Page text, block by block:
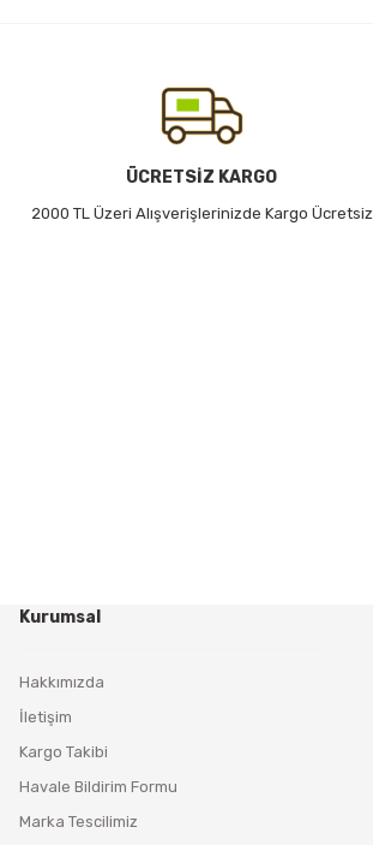
Ürün bilgilerinde hatalar bulunuyor.
Ürün fiyatı diğer sitelerden daha pahalı.
Bu ürüne benzer farklı alternatifler olmalı.
ÜCRETSİZ KARGO
2000 TL Üzeri Alışverişlerinizde Kargo Ücretsiz
Kurumsal
Hakkımızda
İletişim
Kargo Takibi
Havale Bildirim Formu
Marka Tescilimiz